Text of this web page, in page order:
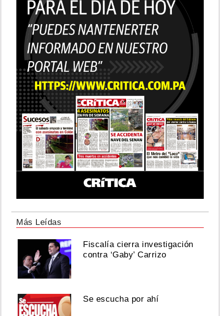
Más Leídas
Fiscalía cierra investigación
contra ‘Gaby’ Carrizo
Se escucha por ahí